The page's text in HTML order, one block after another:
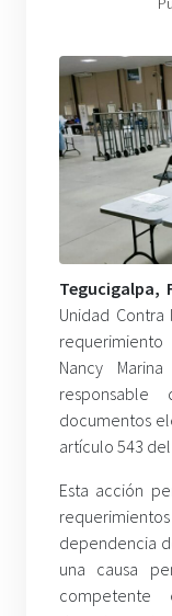
Tegucigalpa,
Unidad
Nancy
documentos
artículo 543
Esta acción
dependencia
una causa